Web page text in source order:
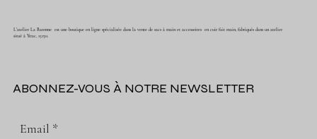
L'atelier La Baronne est une boutique en ligne spécialisée dans la vente de sacs à main et accessoires en cuir fait main, fabriqués dans un atelier
situé à Ytrac, 15130.
ABONNEZ-VOUS À NOTRE NEWSLETTER
Email *